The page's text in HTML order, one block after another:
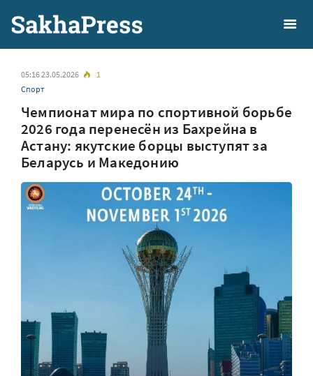
05:16 23.05.2026
1
Спорт
Чемпионат мира по спортивной борьбе
2026 года перенесён из Бахрейна в
Астану: якутские борцы выступят за
Беларусь и Македонию